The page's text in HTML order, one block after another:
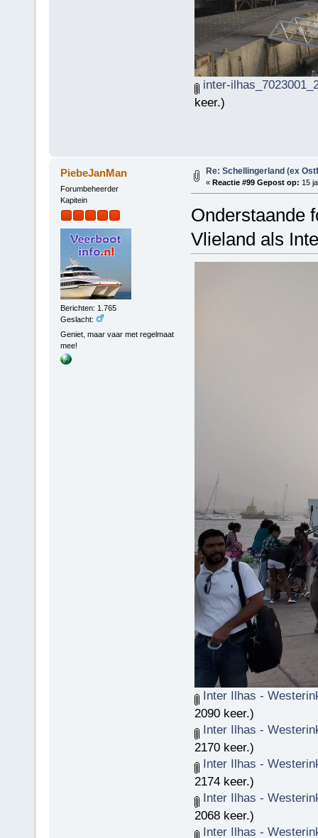
inter-
keer.)
PiebeJanMan
Forumbeheerder
Kapitein
Berichten: 1.765
Geslacht:
Geniet, maar vaar met regelmaat
mee!
Re: Schellingerland (ex
« Reactie #99 Gepost op: 15
Onderstaande
Vlieland als
Inter Ilhas -
2090 keer.)
Inter Ilhas -
2170 keer.)
Inter Ilhas -
2174 keer.)
Inter Ilhas -
2068 keer.)
Inter Ilhas -